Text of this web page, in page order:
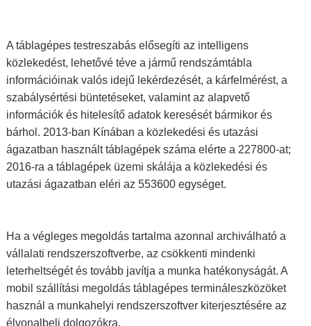
A táblagépes testreszabás elősegíti az intelligens
közlekedést, lehetővé téve a jármű rendszámtábla
információinak valós idejű lekérdezését, a kárfelmérést, a
szabálysértési büntetéseket, valamint az alapvető
információk és hitelesítő adatok keresését bármikor és
bárhol. 2013-ban Kínában a közlekedési és utazási
ágazatban használt táblagépek száma elérte a 227800-at;
2016-ra a táblagépek üzemi skálája a közlekedési és
utazási ágazatban eléri az 553600 egységet.
Ha a végleges megoldás tartalma azonnal archiválható a
vállalati rendszerszoftverbe, az csökkenti mindenki
leterheltségét és tovább javítja a munka hatékonyságát. A
mobil szállítási megoldás táblagépes termináleszközöket
használ a munkahelyi rendszerszoftver kiterjesztésére az
élvonalbeli dolgozókra.